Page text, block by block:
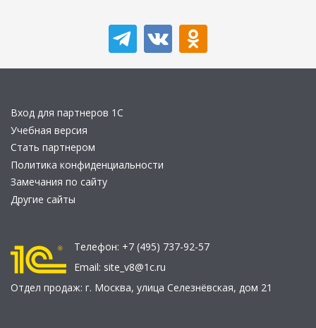
Вход для партнеров 1С
Учебная версия
Стать партнером
Политика конфиденциальности
Замечания по сайту
Другие сайты
Телефон: +7 (495) 737-92-57
Email: site_v8@1c.ru
Отдел продаж: г. Москва, улица Селезнёвская, дом 21